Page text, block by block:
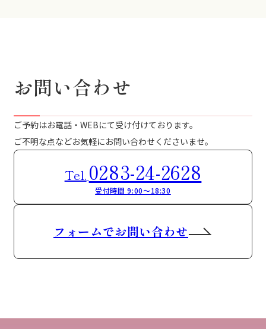
お問い合わせ
ご予約はお電話・WEBにて受け付けております。
ご不明な点などお気軽にお問い合わせくださいませ。
Tel. 0283-24-2628
受付時間 9:00～18:30
フォームでお問い合わせ